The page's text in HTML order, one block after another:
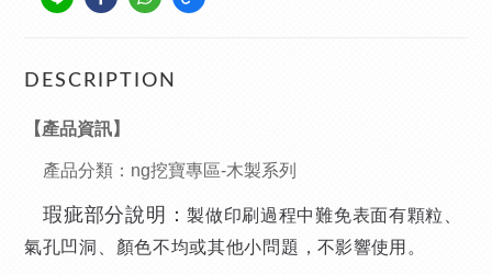
DESCRIPTION
【產品資訊】
產品分類：ng挖寶專區-木製系列
瑕疵部分說明：製做印刷過程中難免表面有顆粒、
氣孔凹洞、顏色不均或其他小問題 ，不影響使用。